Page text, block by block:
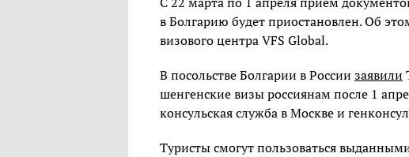
в Болгарию будет приостановлен. Об
визового центра VFS Global.
В посольстве Болгарии в России заявили
шенгенские визы россиянам после 1
консульская служба в Москве и
Туристы смогут пользоваться